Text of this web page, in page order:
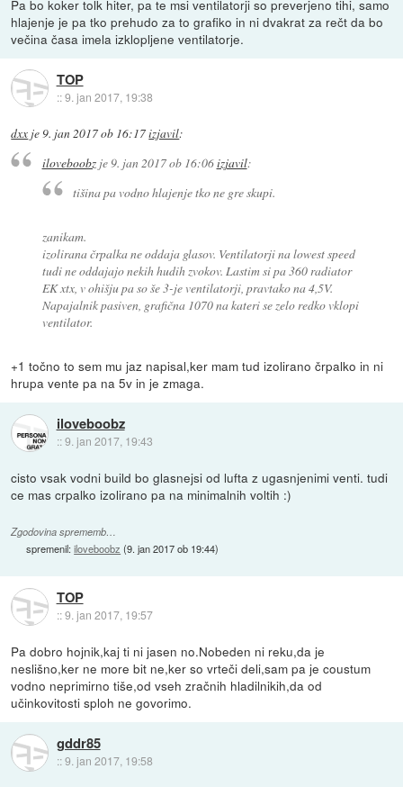
Pa bo koker tolk hiter, pa te msi ventilatorji so preverjeno tihi, samo
hlajenje je pa tko prehudo za to grafiko in ni dvakrat za rečt da bo
večina časa imela izklopljene ventilatorje.
TOP
::9. jan 2017, 19:38
dxx je9. jan 2017 ob 16:17izjavil:
iloveboobzje9. jan 2017 ob 16:06izjavil:
tišina pa vodno hlajenje tko ne gre skupi.
zanikam.
izolirana črpalka ne oddaja glasov. Ventilatorji na lowest speed
tudi ne oddajajo nekih hudih zvokov. Lastim si pa 360 radiator
EK xtx, v ohišju pa so še 3-je ventilatorji, pravtako na 4,5V.
Napajalnik pasiven, grafična 1070 na kateri se zelo redko vklopi
ventilator.
+1 točno to sem mu jaz napisal,ker mam tud izolirano črpalko in ni
hrupa vente pa na 5v in je zmaga.
iloveboobz
::9. jan 2017, 19:43
cisto vsak vodni build bo glasnejsi od lufta z ugasnjenimi venti. tudi
ce mas crpalko izolirano pa na minimalnih voltih :)
Zgodovina sprememb…
spremenil:iloveboobz (9. jan 2017 ob 19:44)
TOP
::9. jan 2017, 19:57
Pa dobro hojnik,kaj ti ni jasen no.Nobeden ni reku,da je
neslišno,ker ne more bit ne,ker so vrteči deli,sam pa je coustum
vodno neprimirno tiše,od vseh zračnih hladilnikih,da od
učinkovitosti sploh ne govorimo.
gddr85
::9. jan 2017, 19:58